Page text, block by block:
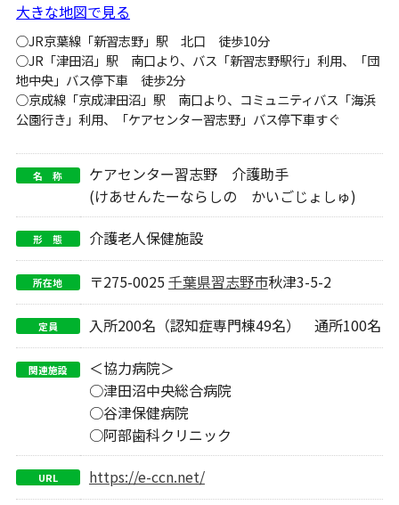
大きな地図で見る
○JR京葉線「新習志野」駅 北口 徒歩10分
○JR「津田沼」駅 南口より、バス「新習志野駅行」利用、「団
地中央」バス停下車 徒歩2分
○京成線「京成津田沼」駅 南口より、コミュニティバス「海浜
公園行き」利用、「ケアセンター習志野」バス停下車すぐ
名 称
ケアセンター習志野 介護助手
(けあせんたーならしの かいごじょしゅ)
形 態 介護老人保健施設
所在地 〒275-0025 千葉県習志野市秋津3-5-2
定員 入所200名（認知症専門棟49名） 通所100名
関連施設
＜協力病院＞
○津田沼中央総合病院
○谷津保健病院
○阿部歯科クリニック
URL https://e-ccn.net/